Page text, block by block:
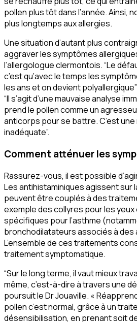
pollen plus tôt dans l’année. Ainsi,
plus longtemps aux allergies.
Une situation d’autant plus
aggraver les symptômes
l’allergologue clermontois.“Le
c’est qu’avec le temps les
les ans et on devient polyallergique”
“Il s’agit d’une mauvaise analyse
prend le pollen comme un
anticorps pour se battre. C’est
inadéquate”.
Comment atténuer les
Rassurez-vous, il est possible
Les antihistaminiques agissent sur
peuvent être couplés à des
exemple des collyres pour les
spécifiques pour l’asthme
bronchodilatateurs associés à
L’ensemble de ces traitements
traitement symptomatique.
“Sur le long terme, il vaut mieux
même, c’est-à-dire à travers une
poursuit le Dr Jouaville. «
pollen c’est normal, grâce à un
désensibilisation, en prenant soit